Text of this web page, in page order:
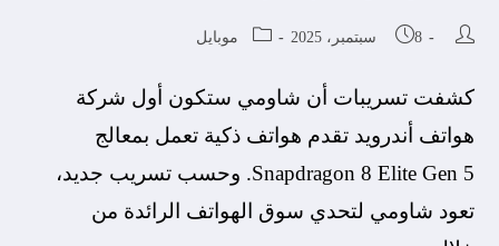
8 سبتمبر، 2025 موبايل
كشفت تسريبات أن شاومي ستكون أول شركة
هواتف أندرويد تقدم هواتف ذكية تعمل بمعالج
Snapdragon 8 Elite Gen 5. وحسب تسريب جديد،
تعود شاومي لتحدي سوق الهواتف الرائدة من